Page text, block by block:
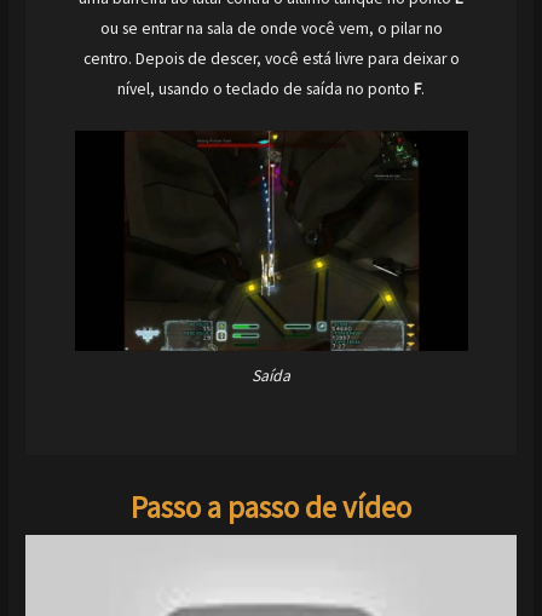
ou se entrar na sala de onde você vem, o pilar no
centro. Depois de descer, você está livre para deixar o
nível, usando o teclado de saída no ponto F.
Saída
Passo a passo de vídeo